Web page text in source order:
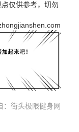
仅供参考，切勿
：街头极限健身网